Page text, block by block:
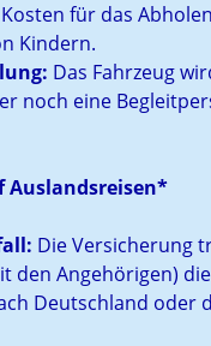
für das
Kindern.
Das Fahrzeug
noch eine
Auslandsreisen*
Die Versicherung
den Angehörigen)
Deutschland oder